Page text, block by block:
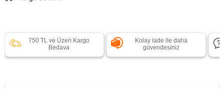
750 TL ve Üzeri Kargo
Bedava
Kolay iade ile daha
güvendesiniz